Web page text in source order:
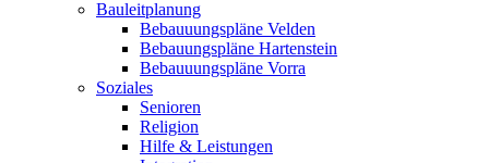
Bauleitplanung
Bebauuungspläne Velden
Bebauungspläne Hartenstein
Bebauuungspläne Vorra
Soziales
Senioren
Religion
Hilfe & Leistungen